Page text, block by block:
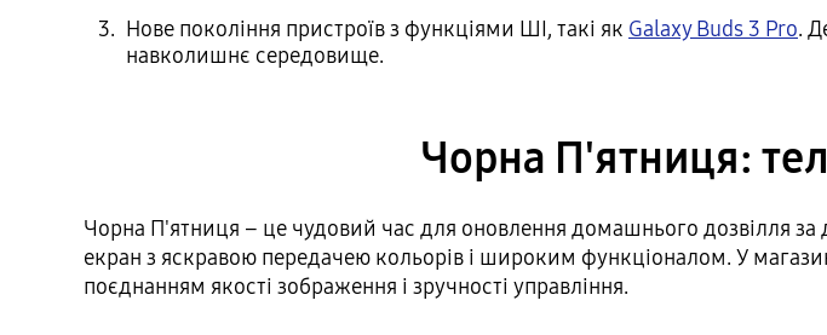
Нове покоління пристроїв з функціями ШІ, такі як Galaxy Buds 3 Pro.
навколишнє середовище.
Чорна П'ятниця:
Чорна П'ятниця – це чудовий час для оновлення домашнього дозвілля
екран з яскравою передачею кольорів і широким функціоналом. У
поєднанням якості зображення і зручності управління.